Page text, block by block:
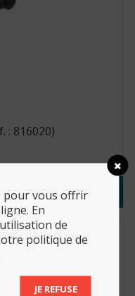
: 816020)
pour vous offrir
En
de
politique de
JE REFUSE